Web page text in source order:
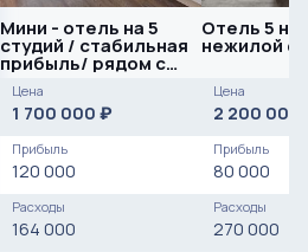
Мини - отель на 5
студий / стабильная
прибыль/ рядом с
больницей
Цена
1 700 000 ₽
Прибыль
120 000
Расходы
164 000
Отель 5
нежилой
Цена
2 200 000
Прибыль
80 000
Расходы
270 000